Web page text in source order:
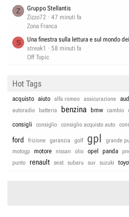
Z
Gruppo Stellantis
Zizzo72
47 minuti fa
Zona Franca
S
Una finestra sulla lettura e sul mondo
streak1
58 minuti fa
Off Topic
Hot Tags
acquisto aiuto alfa romeo assicurazione
autoradio
batteria benzina bmw cambio
consigli consiglio consiglio acquisto auto
ford frizione garanzia golf gpl grande
motogp
motore nissan olio opel panda
punto
renault seat subaru suv suzuki